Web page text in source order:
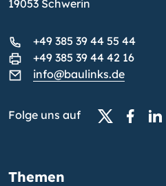
19053 Schwerin
+49 385 39 44 55 44
+49 385 39 44 42 16
info@baulinks.de
Folge uns auf
Themen